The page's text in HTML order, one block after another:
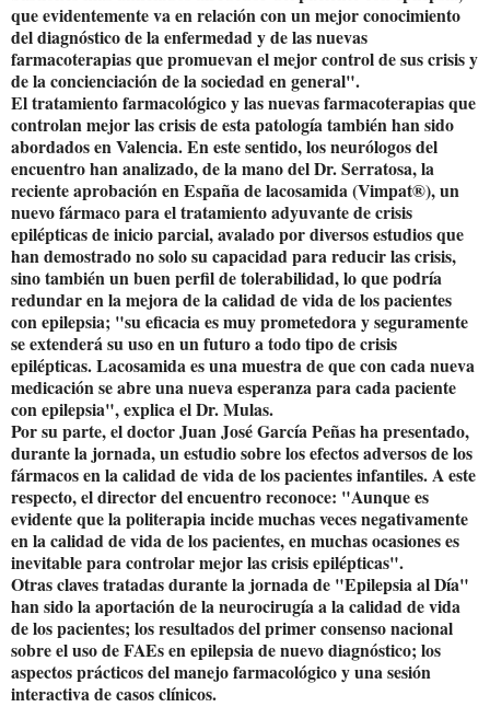
que evidentemente va en relación con un mejor conocimiento
del diagnóstico de la enfermedad y de las nuevas
farmacoterapias que promuevan el mejor control de sus crisis y
de la concienciación de la sociedad en general".
El tratamiento farmacológico y las nuevas farmacoterapias que
controlan mejor las crisis de esta patología también han sido
abordados en Valencia. En este sentido, los neurólogos del
encuentro han analizado, de la mano del Dr. Serratosa, la
reciente aprobación en España de lacosamida (Vimpat®), un
nuevo fármaco para el tratamiento adyuvante de crisis
epilépticas de inicio parcial, avalado por diversos estudios que
han demostrado no solo su capacidad para reducir las crisis,
sino también un buen perfil de tolerabilidad, lo que podría
redundar en la mejora de la calidad de vida de los pacientes
con epilepsia; "su eficacia es muy prometedora y seguramente
se extenderá su uso en un futuro a todo tipo de crisis
epilépticas. Lacosamida es una muestra de que con cada nueva
medicación se abre una nueva esperanza para cada paciente
con epilepsia", explica el Dr. Mulas.
Por su parte, el doctor Juan José García Peñas ha presentado,
durante la jornada, un estudio sobre los efectos adversos de los
fármacos en la calidad de vida de los pacientes infantiles. A este
respecto, el director del encuentro reconoce: "Aunque es
evidente que la politerapia incide muchas veces negativamente
en la calidad de vida de los pacientes, en muchas ocasiones es
inevitable para controlar mejor las crisis epilépticas".
Otras claves tratadas durante la jornada de "Epilepsia al Día"
han sido la aportación de la neurocirugía a la calidad de vida
de los pacientes; los resultados del primer consenso nacional
sobre el uso de FAEs en epilepsia de nuevo diagnóstico; los
aspectos prácticos del manejo farmacológico y una sesión
interactiva de casos clínicos.